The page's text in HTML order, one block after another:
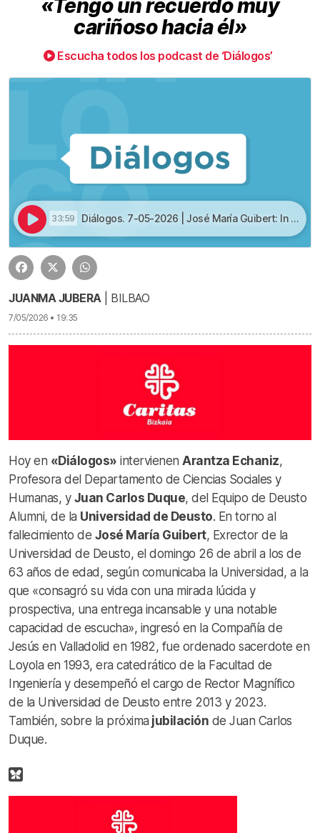
«Tengo un recuerdo muy
cariñoso hacia él»
Escucha todos los podcast de ‘Diálogos’
33:59 Diálogos. 7-05-2026 | José María Guibert: In Memoriam | «Tengo un recuerdo muy cariñoso hacia él»
JUANMA JUBERA| BILBAO
7/05/2026 • 19:35
Hoy en «Diálogos» intervienen Arantza Echaniz,
Profesora del Departamento de Ciencias Sociales y
Humanas, y Juan Carlos Duque, del Equipo de Deusto
Alumni, de la Universidad de Deusto. En torno al
fallecimiento de José María Guibert, Exrector de la
Universidad de Deusto, el domingo 26 de abril a los de
63 años de edad, según comunicaba la Universidad, a la
que «consagró su vida con una mirada lúcida y
prospectiva, una entrega incansable y una notable
capacidad de escucha», ingresó en la Compañía de
Jesús en Valladolid en 1982, fue ordenado sacerdote en
Loyola en 1993, era catedrático de la Facultad de
Ingeniería y desempeñó el cargo de Rector Magnífico
de la Universidad de Deusto entre 2013 y 2023.
También, sobre la próxima jubilación de Juan Carlos
Duque.